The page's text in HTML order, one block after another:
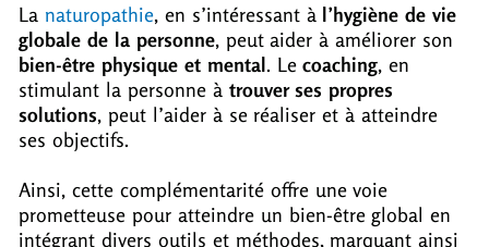
La naturopathie, en s’intéressant à l’hygiène de vie
globale de la personne, peut aider à améliorer son
bien-être physique et mental. Lecoaching, en
stimulant la personne à trouver ses propres
solutions, peut l’aider à se réaliser et à atteindre
ses objectifs.
Ainsi, cette complémentarité offre une voie
prometteuse pour atteindre un bien-être global en
intégrant divers outils et méthodes, marquant ainsi